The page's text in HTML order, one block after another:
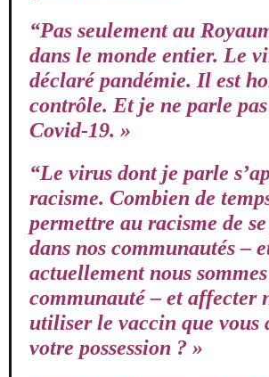
“Pas seulement au
dans le monde entier. Le
déclaré pandémie. Il est
contrôle. Et je ne parle
Covid-19. »
“Le virus dont je parle
racisme. Combien de
permettre au racisme de
dans nos communautés –
actuellement nous
communauté – et affecter
utiliser le vaccin que vous
votre possession ? »